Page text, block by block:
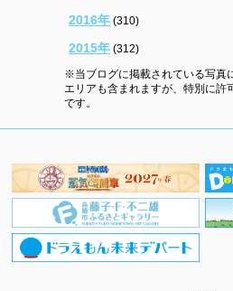
2016年 (310)
2015年 (312)
※当ブログに掲載されている写真
エリアも含まれますが、特別に許
です。